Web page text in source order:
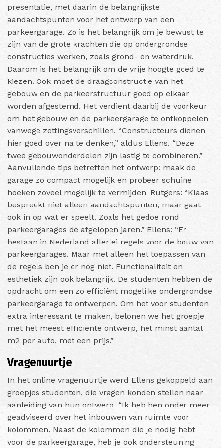
presentatie, met daarin de belangrijkste
aandachtspunten voor het ontwerp van een
parkeergarage. Zo is het belangrijk om je bewust te
zijn van de grote krachten die op ondergrondse
constructies werken, zoals grond- en waterdruk.
Daarom is het belangrijk om de vrije hoogte goed te
kiezen. Ook moet de draagconstructie van het
gebouw en de parkeerstructuur goed op elkaar
worden afgestemd. Het verdient daarbij de voorkeur
om het gebouw en de parkeergarage te ontkoppelen
vanwege zettingsverschillen. “Constructeurs dienen
hier goed over na te denken,” aldus Ellens. “Deze
twee gebouwonderdelen zijn lastig te combineren.”
Aanvullende tips betreffen het ontwerp: maak de
garage zo compact mogelijk en probeer schuine
hoeken zoveel mogelijk te vermijden. Rutgers: “Klaas
bespreekt niet alleen aandachtspunten, maar gaat
ook in op wat er speelt. Zoals het gedoe rond
parkeergarages de afgelopen jaren.” Ellens: “Er
bestaan in Nederland allerlei regels voor de bouw van
parkeergarages. Maar met alleen het toepassen van
de regels ben je er nog niet. Functionaliteit en
esthetiek zijn ook belangrijk. De studenten hebben de
opdracht om een zo efficiënt mogelijke ondergrondse
parkeergarage te ontwerpen. Om het voor studenten
extra interessant te maken, belonen we het groepje
met het meest efficiënte ontwerp, het minst aantal
m2 per auto, met een prijs.”
Vragenuurtje
In het online vragenuurtje werd Ellens gekoppeld aan
groepjes studenten, die vragen konden stellen naar
aanleiding van hun ontwerp. “Ik heb hen onder meer
geadviseerd over het inbouwen van ruimte voor
kolommen. Naast de kolommen die je nodig hebt
voor de parkeergarage, heb je ook ondersteuning